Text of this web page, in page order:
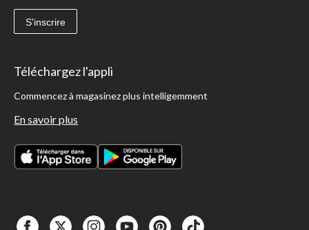
S'inscrire
Téléchargez l'appli
Commencez à magasinez plus intelligemment
En savoir plus